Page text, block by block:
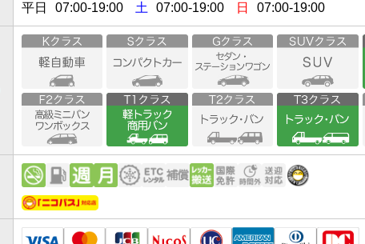
平日 07:00-19:00 土 07:00-19:00 日 07:00-19:00